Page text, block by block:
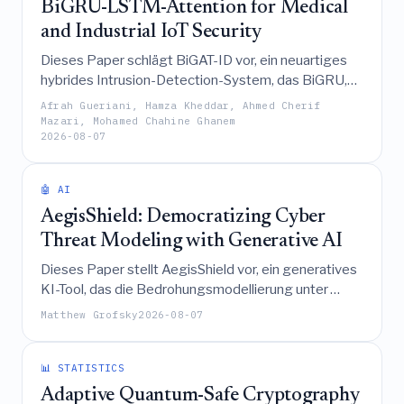
BiGRU-LSTM-Attention for Medical
and Industrial IoT Security
Dieses Paper schlägt BiGAT-ID vor, ein neuartiges
hybrides Intrusion-Detection-System, das BiGRU,
LSTM und Multi-Head-Attention-Mechanismen
kombiniert und eine robuste Cross-Domain-
Performance sowie hohe Effizienz bei der
Absicherung sowohl medizinischer als auch
Afrah Gueriani, Hamza Kheddar, Ahmed Cherif
Mazari, Mohamed Chahine Ghanem
2026-08-07
🤖 AI
AegisShield: Democratizing Cyber
Threat Modeling with Generative AI
Dieses Paper stellt AegisShield vor, ein generatives
KI-Tool, das die Bedrohungsmodellierung unter
Verwendung der STRIDE- und MITRE ATT&CK-
die Komplexität erheblich reduziert und fachlich
fundierte Ergebnisse erzielt werden, um
Matthew Grofsky2026-08-07
📊 STATISTICS
Adaptive Quantum-Safe Cryptography